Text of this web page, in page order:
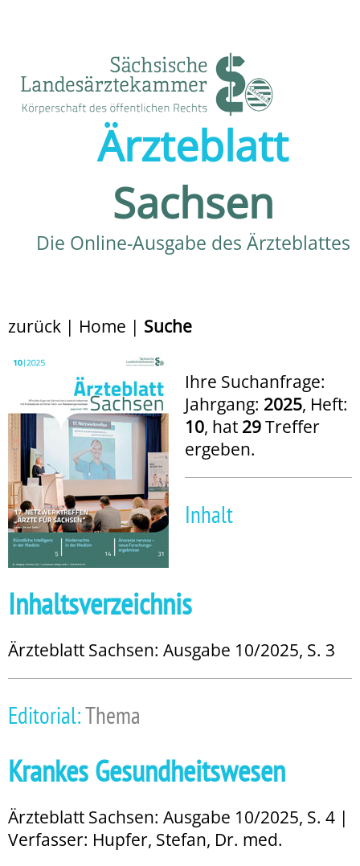
Ärzteblatt
Sachsen
Die Online-Ausgabe des Ärzteblattes
zurück | Home | Suche
Ihre Suchanfrage:
Jahrgang: 2025, Heft:
10, hat 29Treffer
ergeben.
Inhalt
Inhaltsverzeichnis
Ärzteblatt Sachsen: Ausgabe 10/2025, S. 3
Editorial:Thema
Krankes Gesundheitswesen
Ärzteblatt Sachsen: Ausgabe 10/2025, S. 4 |
Verfasser: Hupfer, Stefan, Dr. med.